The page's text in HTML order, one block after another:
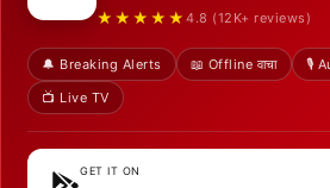
★★★★★ 4.8 (12K+ reviews)
🔔 Breaking Alerts 📖 Offline वाचा
🎙️
📺 Live TV
GET IT ON